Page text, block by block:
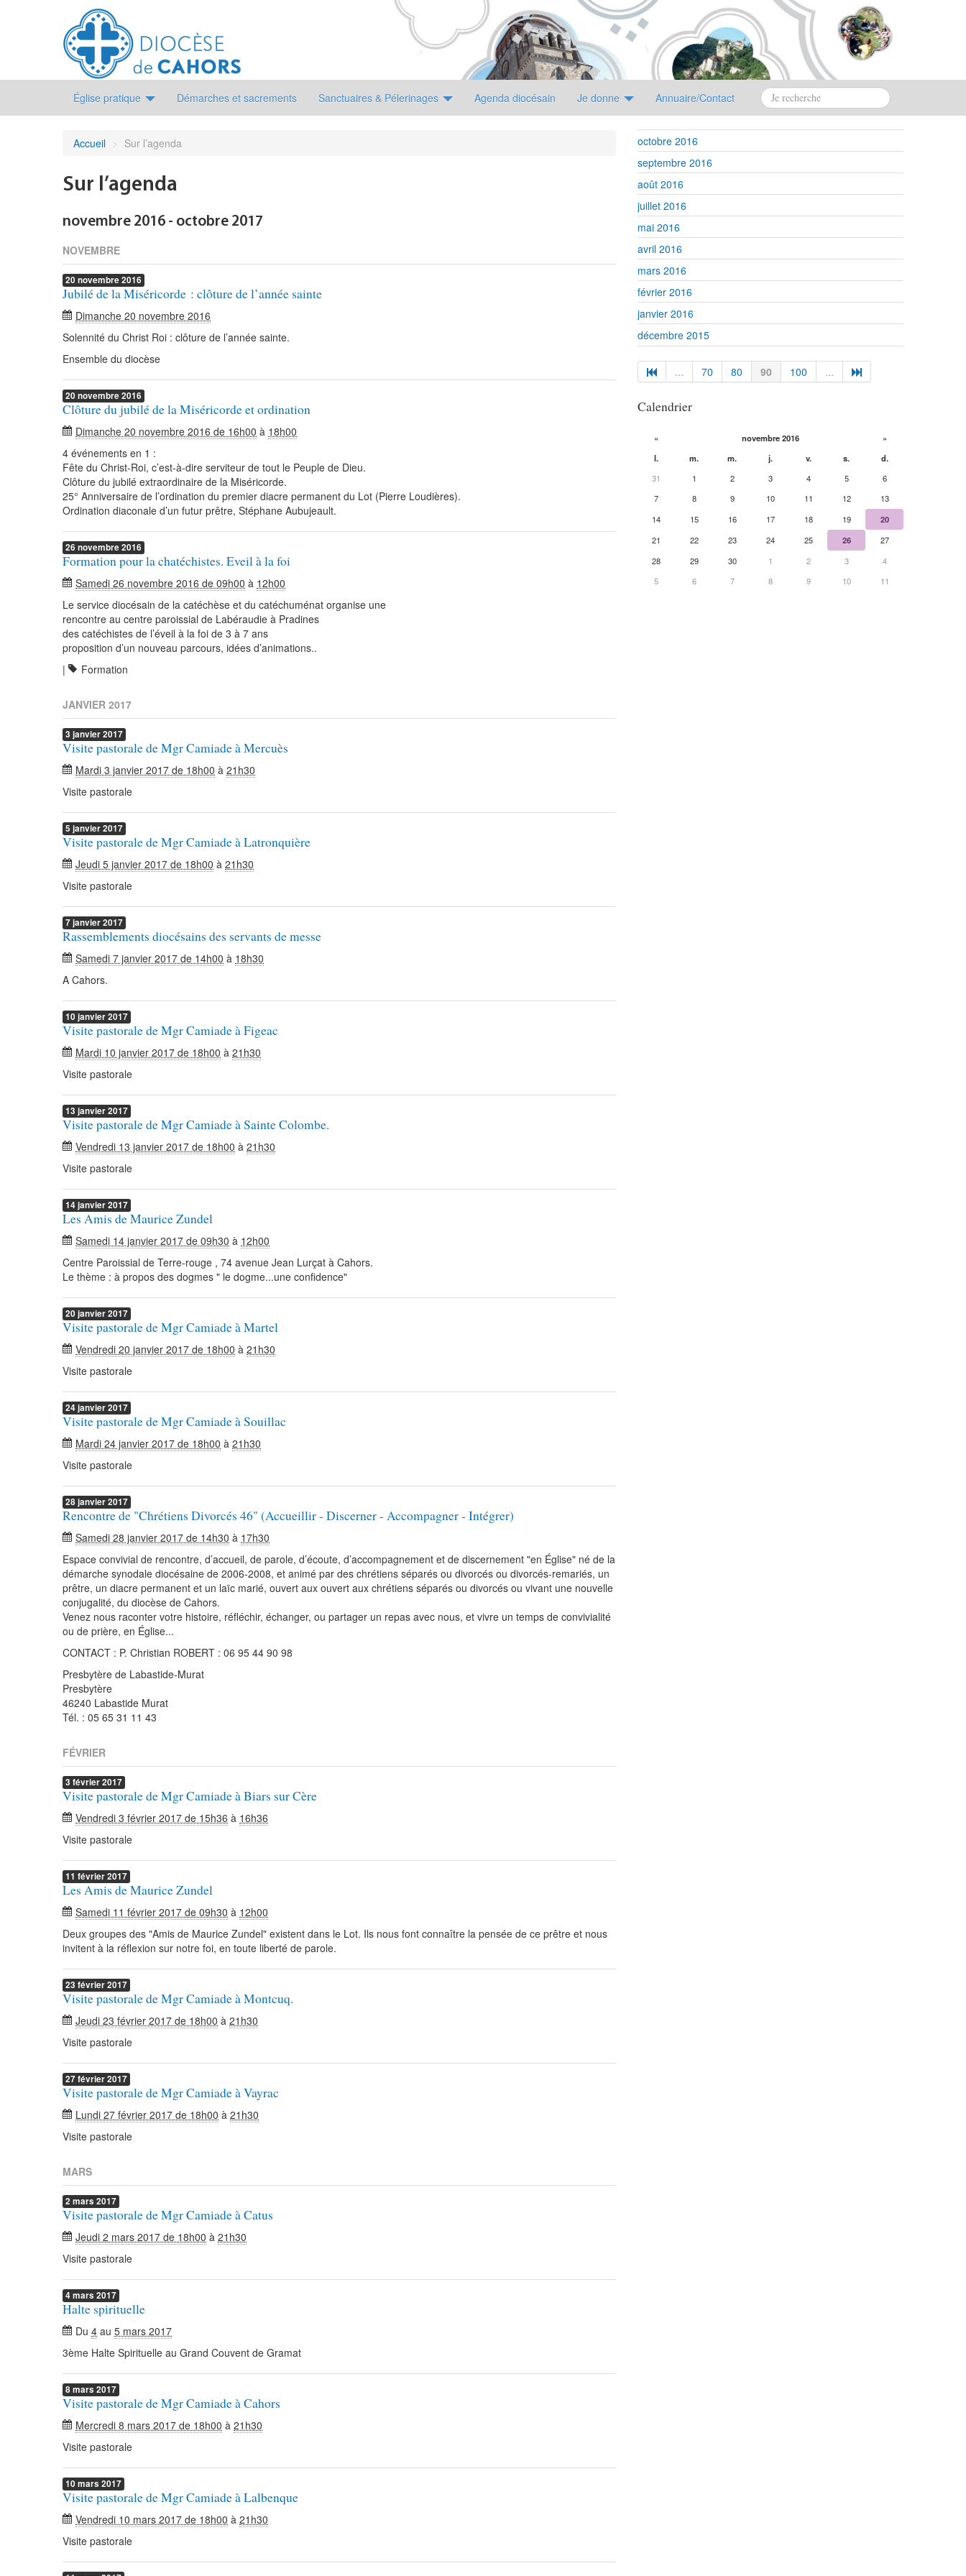
Église pratique Démarches et sacrements Sanctuaires & Pélerinages Agenda diocésain Je donne Annuaire/Contact
Accueil > Sur l’agenda
Sur l’agenda
novembre 2016 - octobre 2017
NOVEMBRE
20 novembre2016
Jubilé de la Miséricorde : clôture de l’année sainte
Dimanche 20 novembre 2016
Solennité du Christ Roi : clôture de l’année sainte.
Ensemble du diocèse
20 novembre2016
Clôture du jubilé de la Miséricorde et ordination
Dimanche 20 novembre 2016 de 16h00 à 18h00
4 événements en 1 :
Fête du Christ-Roi, c’est-à-dire serviteur de tout le Peuple de Dieu.
Clôture du jubilé extraordinaire de la Miséricorde.
25° Anniversaire de l’ordination du premier diacre permanent du Lot (Pierre Loudières).
Ordination diaconale d’un futur prêtre, Stéphane Aubujeault.
26 novembre2016
Formation pour la chatéchistes. Eveil à la foi
Samedi 26 novembre 2016 de 09h00 à 12h00
Le service diocésain de la catéchèse et du catéchuménat organise une
rencontre au centre paroissial de Labéraudie à Pradines
des catéchistes de l’éveil à la foi de 3 à 7 ans
proposition d’un nouveau parcours, idées d’animations..
|
Formation
JANVIER 2017
3 janvier2017
Visite pastorale de Mgr Camiade à Mercuès
Mardi 3 janvier 2017 de 18h00 à 21h30
Visite pastorale
5 janvier2017
Visite pastorale de Mgr Camiade à Latronquière
Jeudi 5 janvier 2017 de 18h00 à 21h30
Visite pastorale
7janvier2017
Rassemblements diocésains des servants de messe
Samedi 7 janvier 2017 de 14h00 à 18h30
A Cahors.
10 janvier2017
Visite pastorale de Mgr Camiade à Figeac
Mardi 10 janvier 2017 de 18h00 à 21h30
Visite pastorale
13 janvier2017
Visite pastorale de Mgr Camiade à Sainte Colombe.
Vendredi 13 janvier 2017 de 18h00 à 21h30
Visite pastorale
14janvier2017
Les Amis de Maurice Zundel
Samedi 14 janvier 2017 de 09h30 à 12h00
Centre Paroissial de Terre-rouge , 74 avenue Jean Lurçat à Cahors.
Le thème : à propos des dogmes " le dogme...une confidence"
20 janvier2017
Visite pastorale de Mgr Camiade à Martel
Vendredi 20 janvier 2017 de 18h00 à 21h30
Visite pastorale
24janvier2017
Visite pastorale de Mgr Camiade à Souillac
Mardi 24 janvier 2017 de 18h00 à 21h30
Visite pastorale
28janvier2017
Rencontre de "Chrétiens Divorcés 46" (Accueillir - Discerner - Accompagner - Intégrer)
Samedi 28 janvier 2017 de 14h30 à 17h30
Espace convivial de rencontre, d’accueil, de parole, d’écoute, d’accompagnement et de discernement "en Église" né de la
démarche synodale diocésaine de 2006-2008, et animé par des chrétiens séparés ou divorcés ou divorcés-remariés, un
prêtre, un diacre permanent et un laïc marié, ouvert aux ouvert aux chrétiens séparés ou divorcés ou vivant une nouvelle
conjugalité, du diocèse de Cahors.
Venez nous raconter votre histoire, réfléchir, échanger, ou partager un repas avec nous, et vivre un temps de convivialité
ou de prière, en Église...
CONTACT : P. Christian ROBERT : 06 95 44 90 98
Presbytère de Labastide-Murat
Presbytère
46240 Labastide Murat
Tél. : 05 65 31 11 43
FÉVRIER
3 février2017
Visite pastorale de Mgr Camiade à Biars sur Cère
Vendredi 3 février 2017 de 15h36 à 16h36
Visite pastorale
11 février2017
Les Amis de Maurice Zundel
Samedi 11 février 2017 de 09h30 à 12h00
Deux groupes des "Amis de Maurice Zundel" existent dans le Lot. Ils nous font connaître la pensée de ce prêtre et nous
invitent à la réflexion sur notre foi, en toute liberté de parole.
23 février2017
Visite pastorale de Mgr Camiade à Montcuq.
Jeudi 23 février 2017 de 18h00 à 21h30
Visite pastorale
27février2017
Visite pastorale de Mgr Camiade à Vayrac
Lundi 27 février 2017 de 18h00 à 21h30
Visite pastorale
MARS
2 mars 2017
Visite pastorale de Mgr Camiade à Catus
Jeudi 2 mars 2017 de 18h00 à 21h30
Visite pastorale
4mars 2017
Halte spirituelle
Du 4 au 5 mars 2017
3ème Halte Spirituelle au Grand Couvent de Gramat
8mars 2017
Visite pastorale de Mgr Camiade à Cahors
Mercredi 8 mars 2017 de 18h00 à 21h30
Visite pastorale
10 mars 2017
Visite pastorale de Mgr Camiade à Lalbenque
Vendredi 10 mars 2017 de 18h00 à 21h30
Visite pastorale
octobre 2016
septembre 2016
août 2016
juillet 2016
mai 2016
avril 2016
mars 2016
février 2016
janvier 2016
décembre 2015
... 70 80 90 100 ...
Calendrier
« novembre 2016
»
l.
m. m. j. v. s.
d.
31
1 2 3 4 5
6
7
8 9 10 11 12
13
14
15 16 17 18 19
20
21
22 23 24 25 26
27
28
29 30 1 2 3
4
5
6 7 8 9 10 11